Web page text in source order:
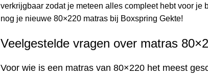
verkrijgbaar zodat je meteen alles compleet hebt voor
nog je nieuwe 80×220 matras bij Boxspring Gekte!
Veelgestelde vragen over matras
Voor wie is een matras van 80×220 het meest